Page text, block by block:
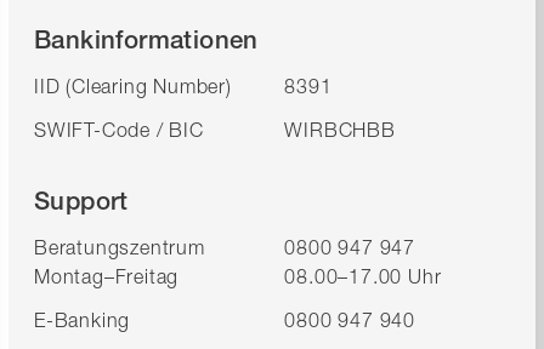
Bankinformationen
IID (Clearing Number)
8391
SWIFT-Code / BIC
WIRBCHBB
Support
Beratungszentrum
0800 947 947
Montag–Freitag
08.00–17.00 Uhr
E-Banking
0800 947 940